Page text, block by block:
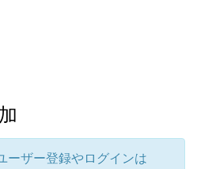
ーザー登録やログインは